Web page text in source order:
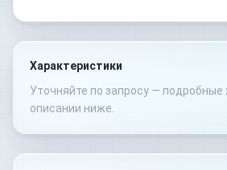
Характеристики
Уточняйте по запросу — подробные
описании ниже.